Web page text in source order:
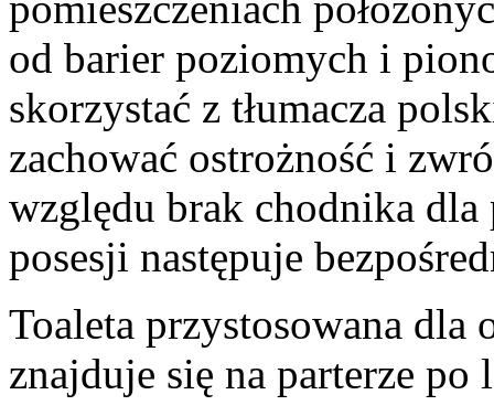
od barier poziomych i
skorzystać z tłumacza
zachować ostrożność i
względu brak chodnika dla
posesji następuje
Toaleta przystosowana dla
znajduje się na parterze